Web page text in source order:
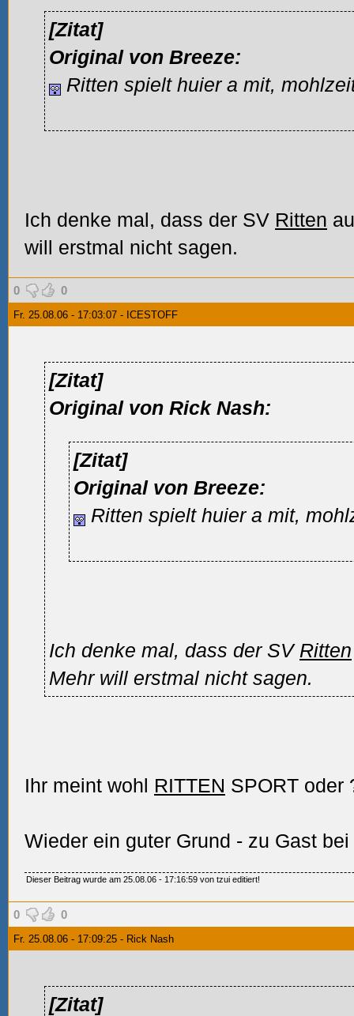
[Zitat]
Original von Breeze:
Ritten spielt huier a mit,
Ich denke mal, dass der SV Ritten
will erstmal nicht sagen.
0 0
Fr. 25.08.06 - 17:03:07 - ICESTOFF
[Zitat]
Original von Rick Nash:
[Zitat]
Original von Breeze:
Ritten spielt huier a mit,
Ich denke mal, dass der SV Ritten
Mehr will erstmal nicht sagen.
Ihr meint wohl RITTEN SPORT oder
Wieder ein guter Grund - zu Gast
Dieser Beitrag wurde am 25.08.06 - 17:16:59 von tzui editiert!
0 0
Fr. 25.08.06 - 17:09:25 - Rick Nash
[Zitat]